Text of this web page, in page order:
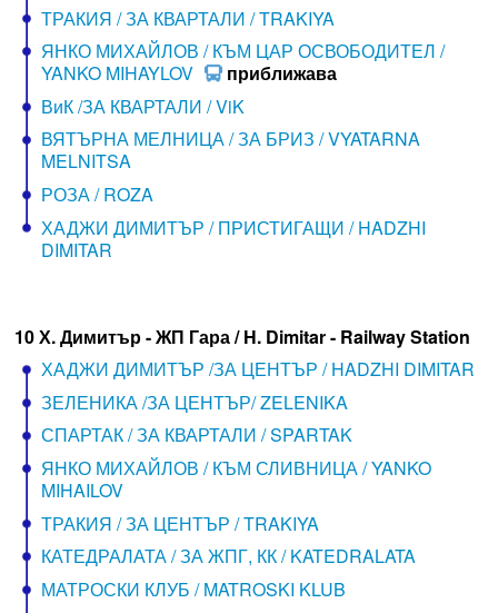
ТРАКИЯ / ЗА КВАРТАЛИ / TRAKIYA
ЯНКО МИХАЙЛОВ / КЪМ ЦАР ОСВОБОДИТЕЛ /
YANKO MIHAYLOV
приближава
ВиК /ЗА КВАРТАЛИ / ViK
ВЯТЪРНА МЕЛНИЦА / ЗА БРИЗ / VYATARNA
MELNITSA
РОЗА / ROZA
ХАДЖИ ДИМИТЪР / ПРИСТИГАЩИ / HADZHI
DIMITAR
10 Х. Димитър - ЖП Гара / H. Dimitar - Railway Station
ХАДЖИ ДИМИТЪР /ЗА ЦЕНТЪР / HADZHI DIMITAR
ЗЕЛЕНИКА /ЗА ЦЕНТЪР/ ZELENIKA
СПАРТАК / ЗА КВАРТАЛИ / SPARTAK
ЯНКО МИХАЙЛОВ / КЪМ СЛИВНИЦА / YANKO
MIHAILOV
ТРАКИЯ / ЗА ЦЕНТЪР / TRAKIYA
КАТЕДРАЛАТА / ЗА ЖПГ, КК / KATEDRALATA
МАТРОСКИ КЛУБ / MATROSKI KLUB